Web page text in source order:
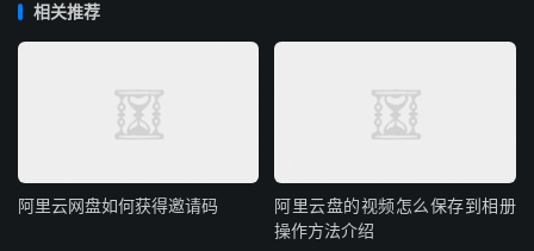
相关推荐
阿里云网盘如何获得邀请码
阿里云盘的视频怎么保存到相册
操作方法介绍